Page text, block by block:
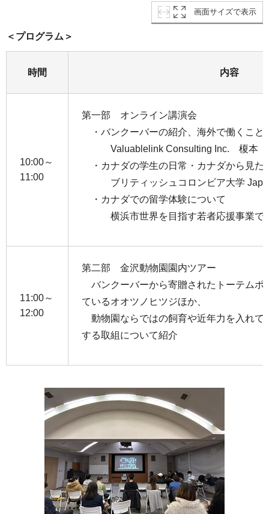
画面サイズで表示
＜プログラム＞
時間 内容
10:00～
11:00
第一部 オンライン講演会
・バンクーバーの紹介、海外で働くこと
Valuablelink Consulting Inc. 榎本
・カナダの学生の日常・カナダから見た
ブリティッシュコロンビア大学
・カナダでの留学体験について
横浜市世界を目指す若者応援事業で
11:00～
12:00
第二部 金沢動物園園内ツアー
バンクーバーから寄贈されたトーテムポ
ているオオツノヒツジほか、
動物園ならではの飼育や近年力を入れて
する取組について紹介